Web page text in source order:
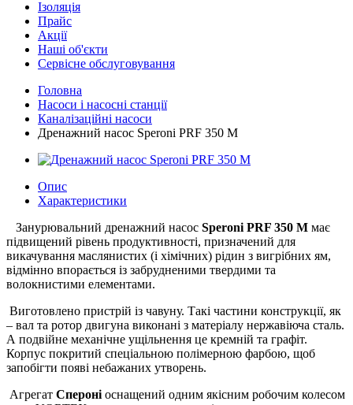
Ізоляція
Прайс
Акції
Наші об'єкти
Сервісне обслуговування
Головна
Насоси і насосні станції
Каналізаційні насоси
Дренажний насос Speroni PRF 350 M
Опис
Характеристики
Занурювальний дренажний насос Speroni PRF 350 M має
підвищений рівень продуктивності, призначений для
викачування маслянистих (і хімічних) рідин з вигрібних ям,
відмінно впорається із забрудненими твердими та
волокнистими елементами.
Виготовлено пристрій із чавуну. Такі частини конструкції, як
– вал та ротор двигуна виконані з матеріалу нержавіюча сталь.
А подвійне механічне ущільнення це кремній та графіт.
Корпус покритий спеціальною полімерною фарбою, щоб
запобігти появі небажаних утворень.
Агрегат Спероні оснащений одним якісним робочим колесом